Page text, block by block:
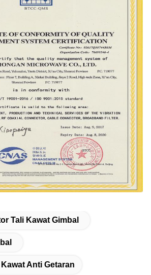
Tali Kawat Gimbal
Anti Getaran